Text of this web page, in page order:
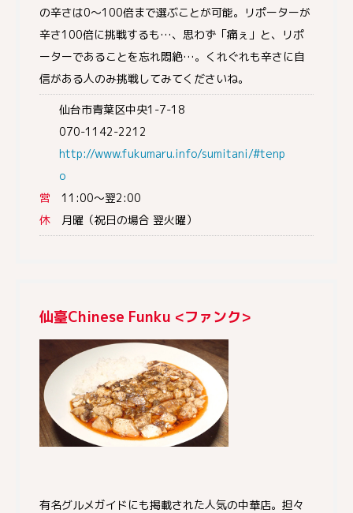
の辛さは0～100倍まで選ぶことが可能。リポーターが
辛さ100倍に挑戦するも…、思わず「痛ぇ」と、リポ
ーターであることを忘れ悶絶…。くれぐれも辛さに自
信がある人のみ挑戦してみてくださいね。
仙台市青葉区中央1-7-18
070-1142-2212
http://www.fukumaru.info/sumitani/#tenp
o
営 11:00～翌2:00
休 月曜（祝日の場合 翌火曜）
仙臺Chinese Funku <ファンク>
有名グルメガイドにも掲載された人気の中華店。担々